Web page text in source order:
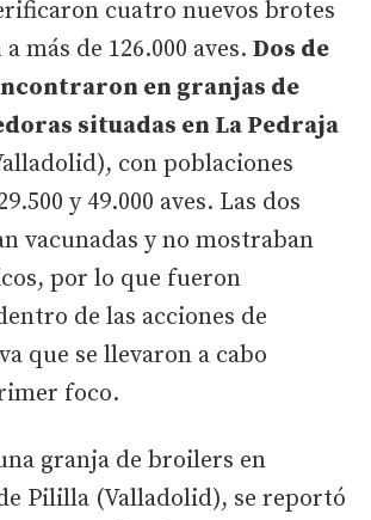
cuatro nuevos brotes
más de 126.000 aves. Dos de
en granjas de
situadas en La Pedraja
con poblaciones
y 49.000 aves. Las dos
vacunadas y no mostraban
por lo que fueron
de las acciones de
que se llevaron a cabo
foco.
granja de broilers en
Pililla (Valladolid), se reportó